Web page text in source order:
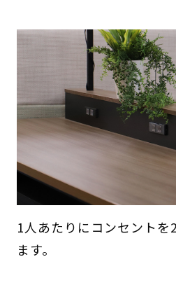
1人あたりにコンセントを
ます。